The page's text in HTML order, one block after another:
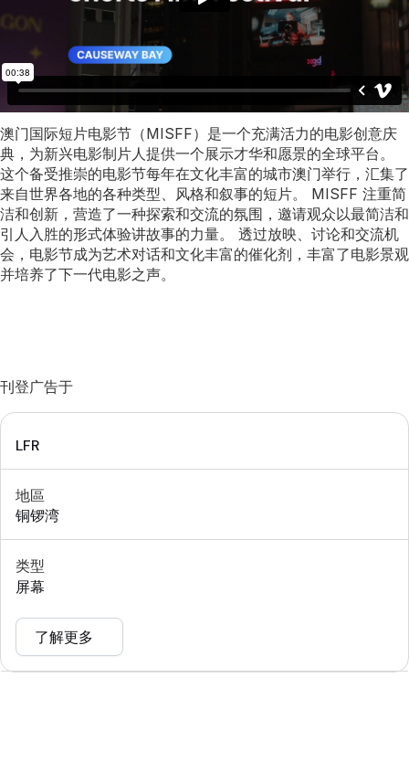
澳门国际短片电影节（MISFF）是一个充满活力的电影创意庆
典，为新兴电影制片人提供一个展示才华和愿景的全球平台。
这个备受推崇的电影节每年在文化丰富的城市澳门举行，汇集了
来自世界各地的各种类型、风格和叙事的短片。 MISFF 注重简
洁和创新，营造了一种探索和交流的氛围，邀请观众以最简洁和
引人入胜的形式体验讲故事的力量。 透过放映、讨论和交流机
会，电影节成为艺术对话和文化丰富的催化剂，丰富了电影景观
并培养了下一代电影之声。
刊登广告于
LFR
地區
铜锣湾
类型
屏幕
了解更多